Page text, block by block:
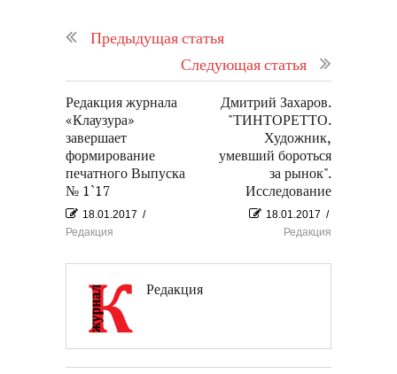
Предыдущая статья
Следующая статья
Редакция журнала
«Клаузура»
завершает
формирование
печатного Выпуска
№ 1`17
18.01.2017 /
Редакция
Дмитрий Захаров.
"ТИНТОРЕТТО.
Художник,
умевший бороться
за рынок".
Исследование
18.01.2017 /
Редакция
Редакция